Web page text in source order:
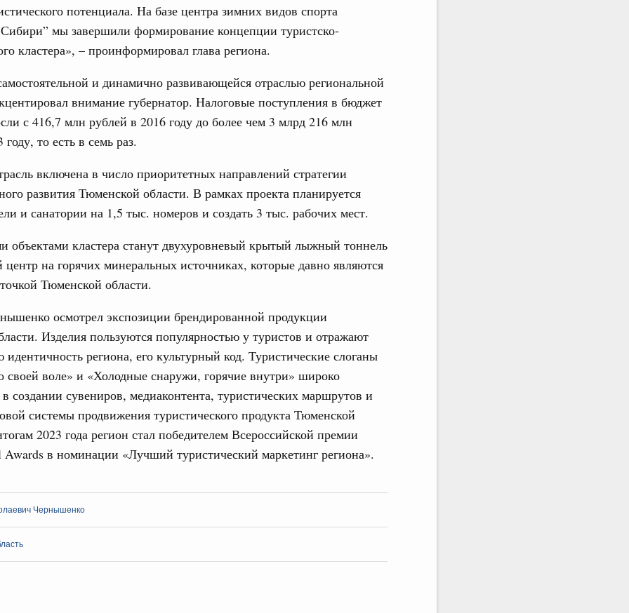
потенциала. На базе центра зимних видов спорта
мы завершили формирование концепции туристско-
кластера», – проинформировал глава региона.
и динамично развивающейся отраслью региональной
внимание губернатор. Налоговые поступления в бюджет
с 416,7 млн рублей в 2016 году до более чем 3 млрд 216 млн
то есть в семь раз.
включена в число приоритетных направлений стратегии
развития Тюменской области. В рамках проекта планируется
и санатории на 1,5 тыс. номеров и создать 3 тыс. рабочих мест.
объектами кластера станут двухуровневый крытый лыжный тоннель
на горячих минеральных источниках, которые давно являются
Тюменской области.
осмотрел экспозиции брендированной продукции
Изделия пользуются популярностью у туристов и отражают
идентичность региона, его культурный код. Туристические слоганы
воле» и «Холодные снаружи, горячие внутри» широко
создании сувениров, медиаконтента, туристических маршрутов и
системы продвижения туристического продукта Тюменской
2023 года регион стал победителем Всероссийской премии
Awards в номинации «Лучший туристический маркетинг региона».
Чернышенко